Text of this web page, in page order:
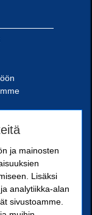
Oy
ja mainosten
Lisäksi
analytiikka-alan
sivustoamme.